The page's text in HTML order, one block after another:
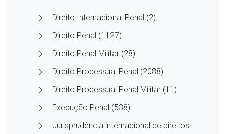
Direito Internacional Penal (2)
Direito Penal (1127)
Direito Penal Militar (28)
Direito Processual Penal (2088)
Direito Processual Penal Militar (11)
Execução Penal (538)
Jurisprudência internacional de direitos